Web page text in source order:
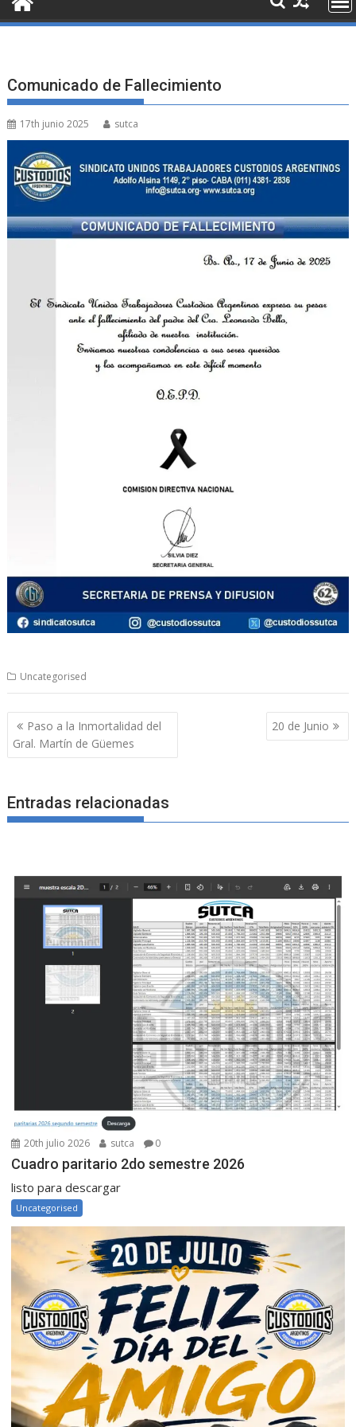
Comunicado de Fallecimiento
17th junio 2025 sutca
Uncategorised
Navegación
de
entradas
Paso a la Inmortalidad del
Gral. Martín de Güemes
20 de Junio
Entradas relacionadas
20th julio 2026 sutca 0
Cuadro paritario 2do semestre 2026
listo para descargar
Uncategorised